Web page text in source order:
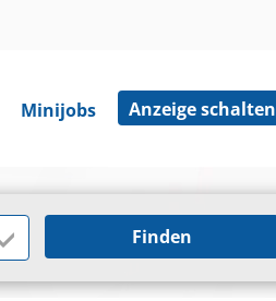
Minijobs Anzeige schalten
Finden